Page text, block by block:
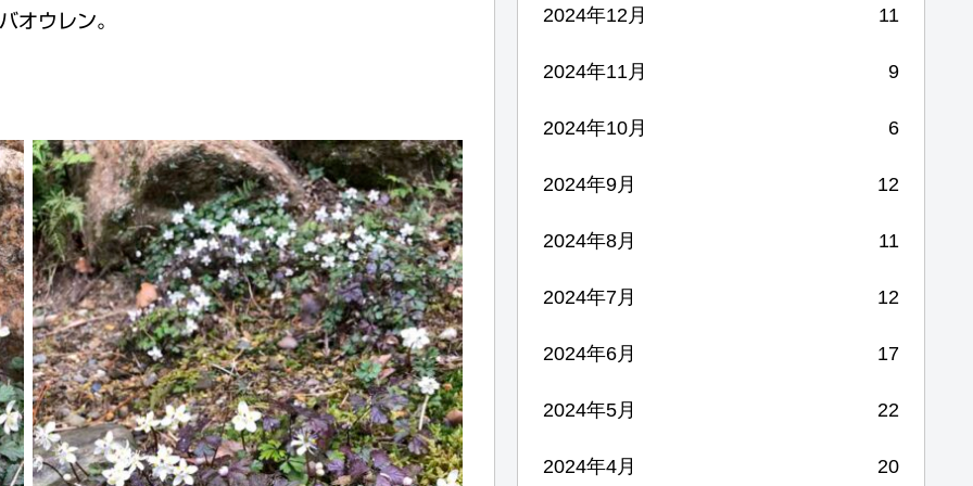
オウレン。 2024年12月 11
2024年11月 9
2024年10月 6
2024年9月 12
2024年8月 11
2024年7月 12
2024年6月 17
2024年5月 22
2024年4月 20